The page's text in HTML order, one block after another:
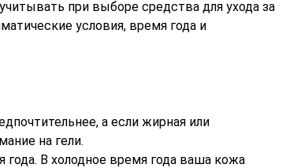
при выборе средства для ухода за
условия, время года и
а если жирная или
на гели.
года. В холодное время года ваша кожа